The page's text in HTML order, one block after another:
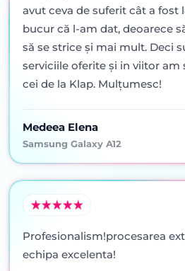
avut ceva de suferit cât a fost
bucur că l-am dat, deoarece
să se strice şi mai mult. Deci
serviciile oferite şi in viitor am
cei de la Klap. Mulţumesc!
Medeea Elena
Samsung Galaxy A12
Profesionalism!procesarea
echipa excelenta!